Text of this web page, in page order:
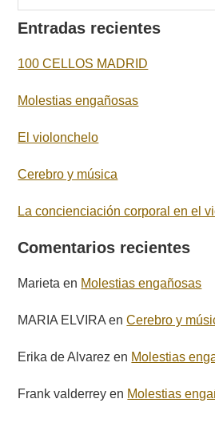
Entradas recientes
100 CELLOS MADRID
Molestias engañosas
El violonchelo
Cerebro y música
La concienciación corporal en el
Comentarios recientes
Marieta en Molestias engañosas
MARIA ELVIRA enCerebro y
Erika de Alvarez en Molestias
Frank valderrey en Molestias